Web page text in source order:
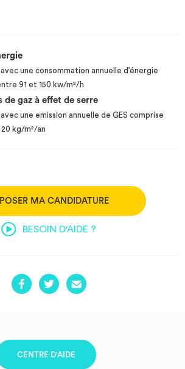
une consommation annuelle d’énergie
91 et 150 kw/m²/h
de gaz à effet de serre
une emission annuelle de GES comprise
kg/m²/an
MA CANDIDATURE
BESOIN D'AIDE ?
CENTRE D'AIDE